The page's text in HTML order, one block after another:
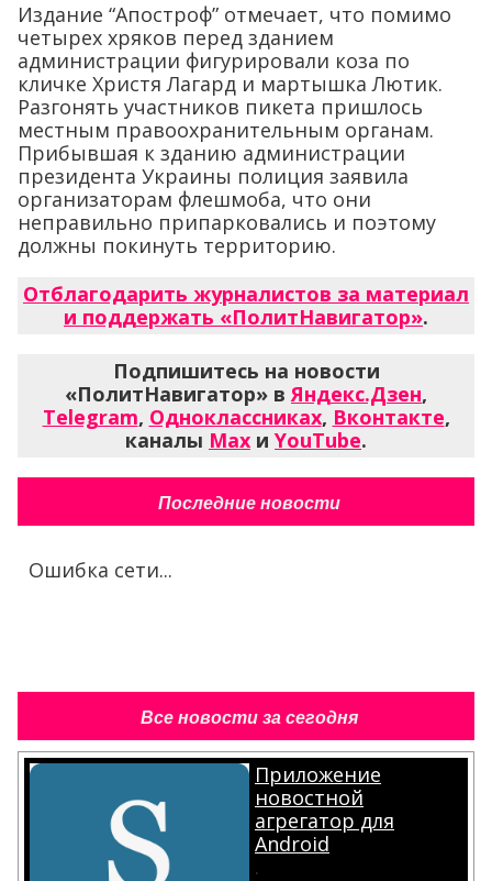
Издание “Апостроф” отмечает, что помимо
четырех хряков перед зданием
администрации фигурировали коза по
кличке Христя Лагард и мартышка Лютик.
Разгонять участников пикета пришлось
местным правоохранительным органам.
Прибывшая к зданию администрации
президента Украины полиция заявила
организаторам флешмоба, что они
неправильно припарковались и поэтому
должны покинуть территорию.
Отблагодарить журналистов за материал
и поддержать «ПолитНавигатор».
Подпишитесь на новости
«ПолитНавигатор» вЯндекс.Дзен,
Telegram, Одноклассниках, Вконтакте,
каналы Max и YouTube.
Последние новости
Ошибка сети...
Все новости за сегодня
Приложение
новостной
агрегатор для
Android
.